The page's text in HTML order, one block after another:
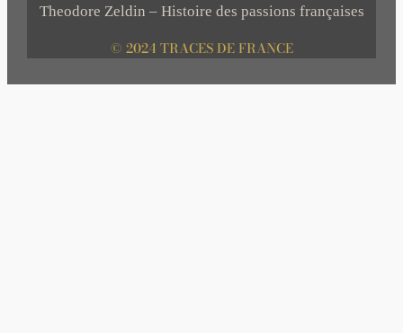
Theodore Zeldin – Histoire des passions françaises
© 2024 TRACES DE FRANCE